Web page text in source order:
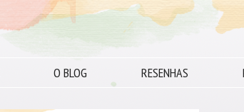
O BLOG RESENHAS